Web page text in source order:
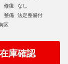
修復
なし
整備
法定整備付
区
庫確認